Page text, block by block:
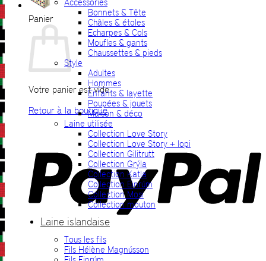
Panier
Votre panier est vide.
Retour à la boutique
Accessories
Bonnets & Tête
Châles & étoles
Echarpes & Cols
Moufles & gants
Chaussettes & pieds
Style
Adultes
Hommes
Enfants & layette
Poupées & jouets
Maison & déco
Laine utilisée
Collection Love Story
Collection Love Story + lopi
Collection Gilitrutt
Collection Grýla
Collection Katla
Collection Einrúm
Collection Mosi
Collection mouton
Laine islandaise
Tous les fils
Fils Hélène Magnússon